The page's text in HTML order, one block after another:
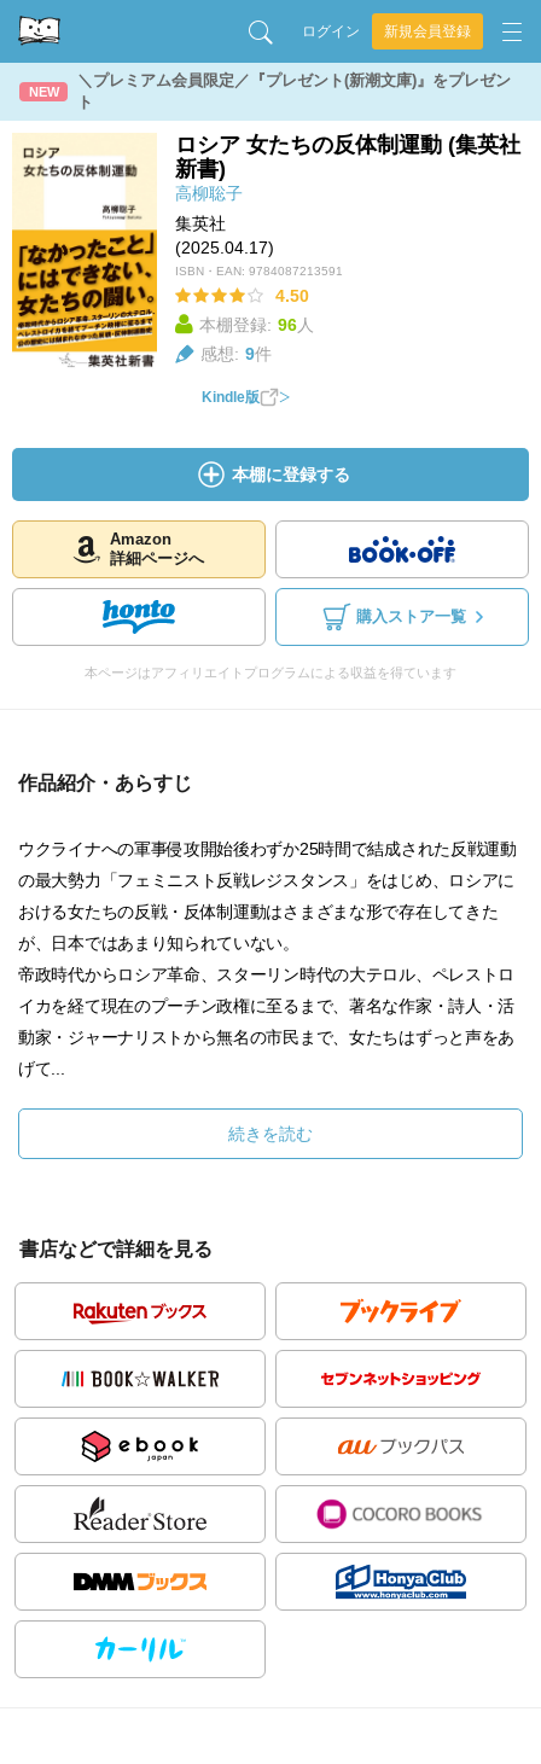
ログイン 新規会員登録
NEW
＼プレミアム会員限定／『プレゼント(新潮文庫)』をプレゼン
ト
ロシア 女たちの反体制運動 (集英社
新書)
高柳聡子
集英社
(2025.04.17)
ISBN・EAN: 9784087213591
4.50
本棚登録: 96人
感想: 9件
Kindle版
本棚に登録する
Amazon
詳細ページへ
購入ストア一覧
本ページはアフィリエイトプログラムによる収益を得ています
作品紹介・あらすじ
ウクライナへの軍事侵攻開始後わずか25時間で結成された反戦運動
の最大勢力「フェミニスト反戦レジスタンス」をはじめ、ロシアに
おける女たちの反戦・反体制運動はさまざまな形で存在してきた
が、日本ではあまり知られていない。
帝政時代からロシア革命、スターリン時代の大テロル、ペレストロ
イカを経て現在のプーチン政権に至るまで、著名な作家・詩人・活
動家・ジャーナリストから無名の市民まで、女たちはずっと声をあ
げて...
続きを読む
書店などで詳細を見る